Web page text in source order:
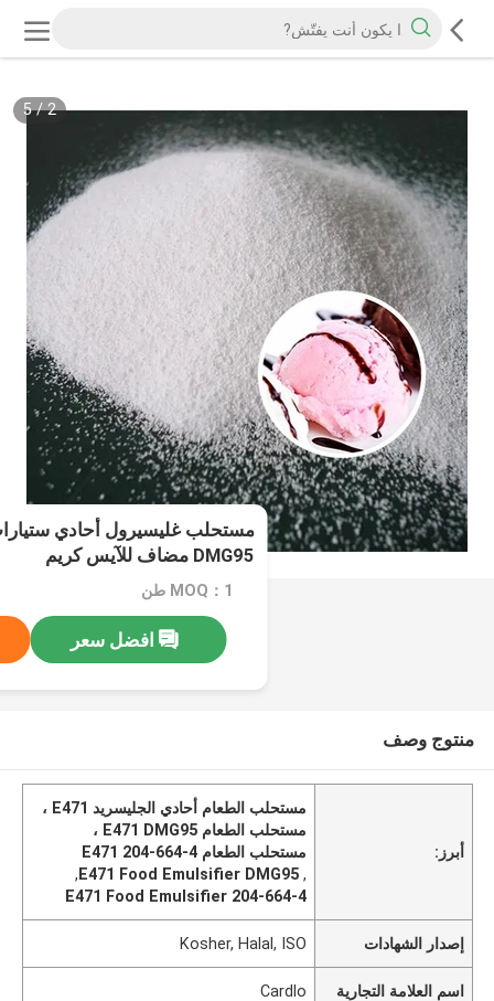
2
/
5
DMG95 مضاف للآيس كريم
MOQ：1 طن
افضل سعر
منتوج وصف
أبرز:
مستحلب الطعام أحادي الجليسريد E471 ،
مستحلب الطعام E471 DMG95 ،
مستحلب الطعام E471 204-664-4
,
E471 Food Emulsifier DMG95
,
E471 Food Emulsifier 204-664-4
إصدار الشهادات Kosher, Halal, ISO
اسم العلامة التجارية Cardlo